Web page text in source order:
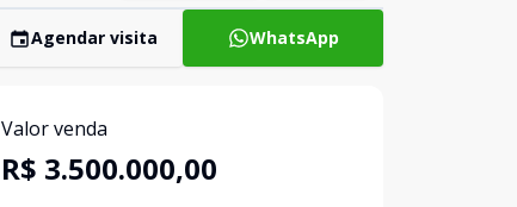
Agendar visita WhatsApp
Valor venda
R$ 3.500.000,00